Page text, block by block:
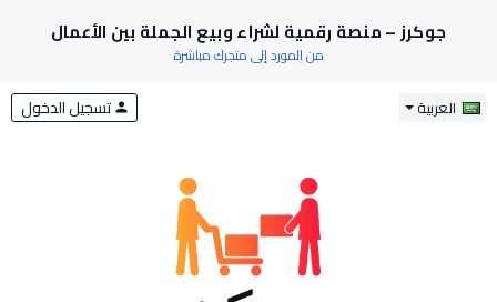
جوكرز – منصة رقمية لشراء وبيع الجملة بين الأعمال
من المورد إلى متجرك مباشرة
العربية person تسجيل الدخول